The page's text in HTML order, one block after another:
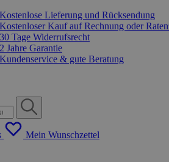
Kostenlose Lieferung und Rücksendung
Kostenloser Kauf auf Rechnung oder
30 Tage Widerrufsrecht
2 Jahre Garantie
Kundenservice & gute Beratung
Mein Wunschzettel